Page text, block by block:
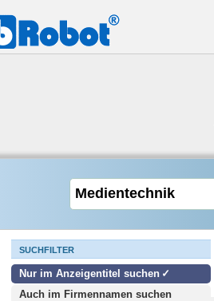
SUCHFILTER
Nur im Anzeigentitel suchen
Auch im Firmennamen suchen